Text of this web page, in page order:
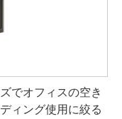
でオフィスの空き
ィング使用に絞る